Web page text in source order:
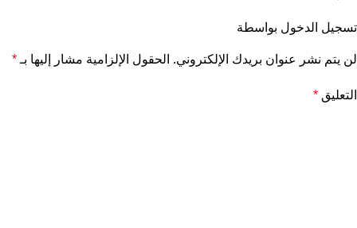
تسجيل الدخول بواسطة
لن يتم نشر عنوان بريدك الإلكتروني. الحقول الإلزامية مشار إليها بـ *
التعليق *